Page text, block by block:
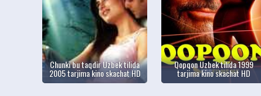
Chunki bu taqdir Uzbek tilida
2005 tarjima kino skachat HD
Qopqon Uzbek tilida 1999
tarjima kino skachat HD